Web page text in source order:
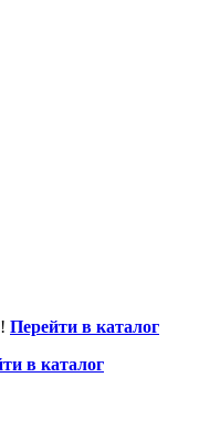
Перейти в каталог
в каталог